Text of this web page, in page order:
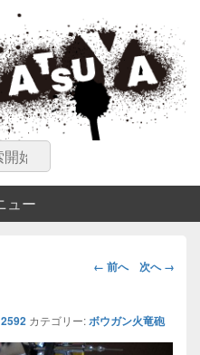
画を交えて公開しています。
ュー
画
ビ
ゲ
← 前へ 次へ →
カテゴリー:ボウガン火竜砲